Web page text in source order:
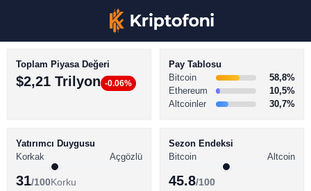
BİTCOİN HABERLERİ
ALTCOİN HABERLERİ
Toplam Piyasa Değeri
$2,21 Trilyon -0.06%
Pay Tablosu
Bitcoin
58,8%
Ethereum
10,5%
Altcoinler
30,7%
Yatırımcı Duygusu
Korkak
Açgözlü
31/100Korku
Sezon Endeksi
Bitcoin
Altcoin
45.8/100